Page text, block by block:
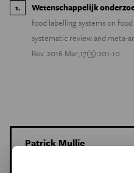
1. Wetenschappelijk
food labelling systems on
systematic review and meta-
Rev. 2016 Mar;17(3):201-10.
Patrick Mullie